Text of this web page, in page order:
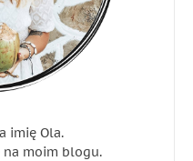
imię Ola.
na moim blogu.